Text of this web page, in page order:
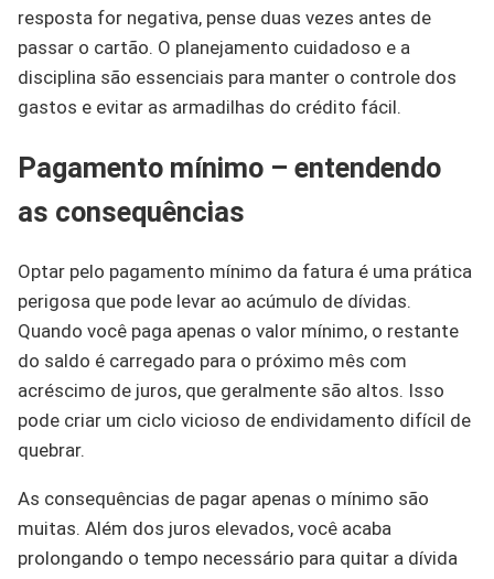
resposta for negativa, pense duas vezes antes de
passar o cartão. O planejamento cuidadoso e a
disciplina são essenciais para manter o controle dos
gastos e evitar as armadilhas do crédito fácil.
Pagamento mínimo – entendendo
as consequências
Optar pelo pagamento mínimo da fatura é uma prática
perigosa que pode levar ao acúmulo de dívidas.
Quando você paga apenas o valor mínimo, o restante
do saldo é carregado para o próximo mês com
acréscimo de juros, que geralmente são altos. Isso
pode criar um ciclo vicioso de endividamento difícil de
quebrar.
As consequências de pagar apenas o mínimo são
muitas. Além dos juros elevados, você acaba
prolongando o tempo necessário para quitar a dívida